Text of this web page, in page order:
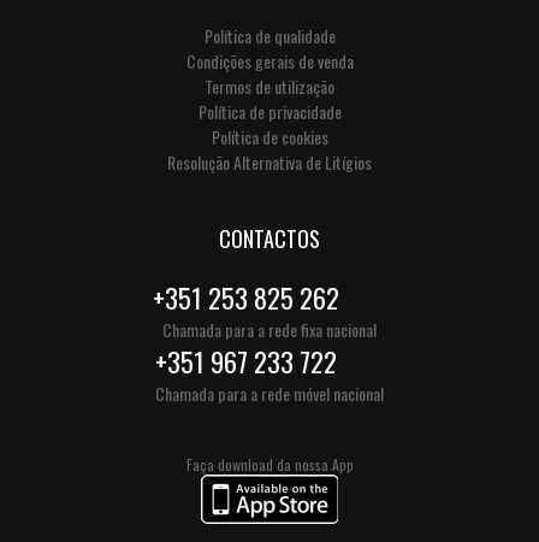
Política de qualidade
Condições gerais de venda
Termos de utilização
Política de privacidade
Política de cookies
Resolução Alternativa de Litígios
CONTACTOS
+351 253 825 262
Chamada para a rede fixa nacional
+351 967 233 722
Chamada para a rede móvel nacional
Faça download da nossa App